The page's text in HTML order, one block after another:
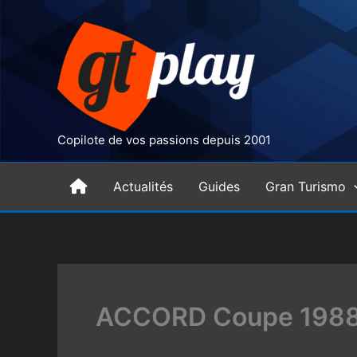
Copilote de vos passions depuis 2001
H Actualités Guides Gran Turismo
ACCORD Coupe